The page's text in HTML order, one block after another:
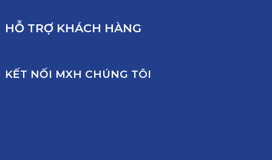
HỖ TRỢ KHÁCH HÀNG
KẾT NỐI MXH CHÚNG TÔI